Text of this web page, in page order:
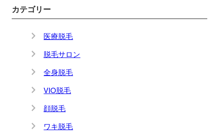
カテゴリー
医療脱毛
脱毛サロン
全身脱毛
VIO脱毛
顔脱毛
ワキ脱毛